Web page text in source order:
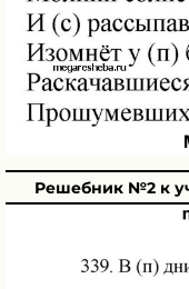
Решебник №2 к